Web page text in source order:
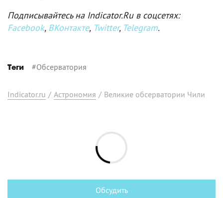
Подписывайтесь на Indicator.Ru в соцсетях:
Facebook, ВКонтакте, Twitter, Telegram.
Теги #Обсерватория
Indicator.ru / Астрономия / Великие обсерватории Чили
Обсудить